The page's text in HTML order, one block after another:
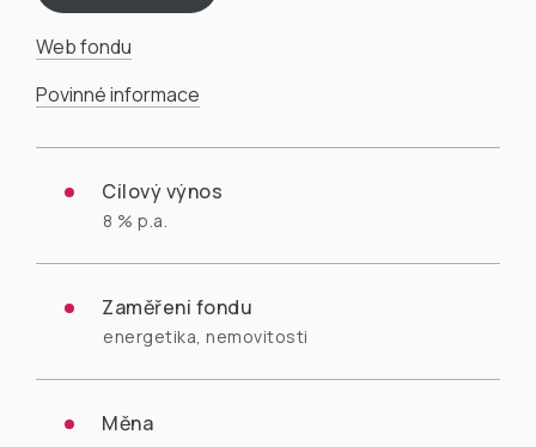
Web fondu
Povinné informace
Cílový výnos
8 % p.a.
Zaměření fondu
energetika, nemovitosti
Měna